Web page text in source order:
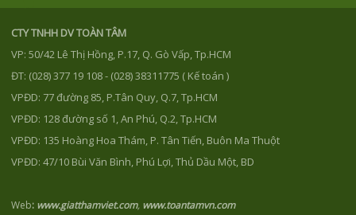
CTY TNHH DV TOÀN TÂM
VP: 50/42 Lê Thị Hồng, P.17, Q. Gò Vấp, Tp.HCM
ĐT: (028) 377 19 108 - (028) 38311775 ( Kế toán )
VPĐD: 77 đường 85, P.Tân Quy, Q.7, Tp.HCM
VPĐD: 128 đường số 1, An Phú, Q.2, Tp.HCM
VPĐD: 135 Hoàng Hoa Thám, P. Tân Tiến, Buôn Ma Thuột
VPĐD: 47/10 Bùi Văn Bình, Phú Lợi, Thủ Dầu Một, BD
Web: www.giatthamviet.com, www.toantamvn.com